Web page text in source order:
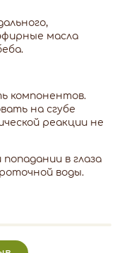
масла
компонентов.
на сгубе
реакции не
в глаза
воды.